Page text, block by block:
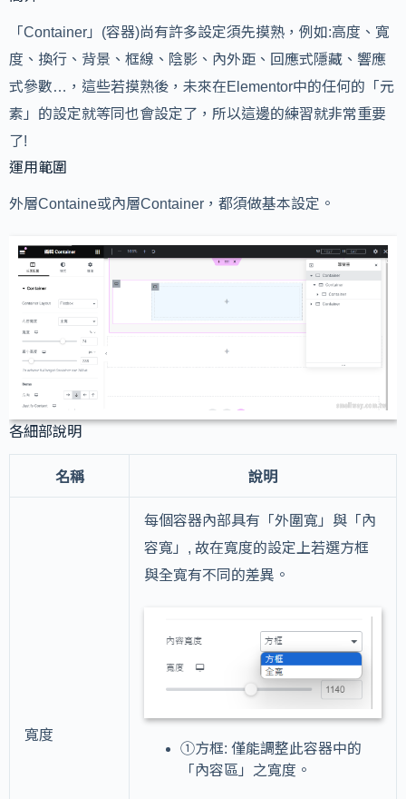
「Container」(容器)尚有許多設定須先摸熟，例如:高度、寬
度、換行、背景、框線、陰影、內外距、回應式隱藏、響應
式參數…，這些若摸熟後，未來在Elementor中的任何的「元
素」的設定就等同也會設定了，所以這邊的練習就非常重要
了!
運用範圍
外層Containe或內層Container，都須做基本設定。
各細部說明
名稱 說明
寬度
每個容器內部具有「外圍寬」與「內
容寬」, 故在寬度的設定上若選方框
與全寬有不同的差異。
①方框: 僅能調整此容器中的
「內容區」之寬度。